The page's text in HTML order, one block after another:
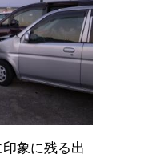
象に残る出